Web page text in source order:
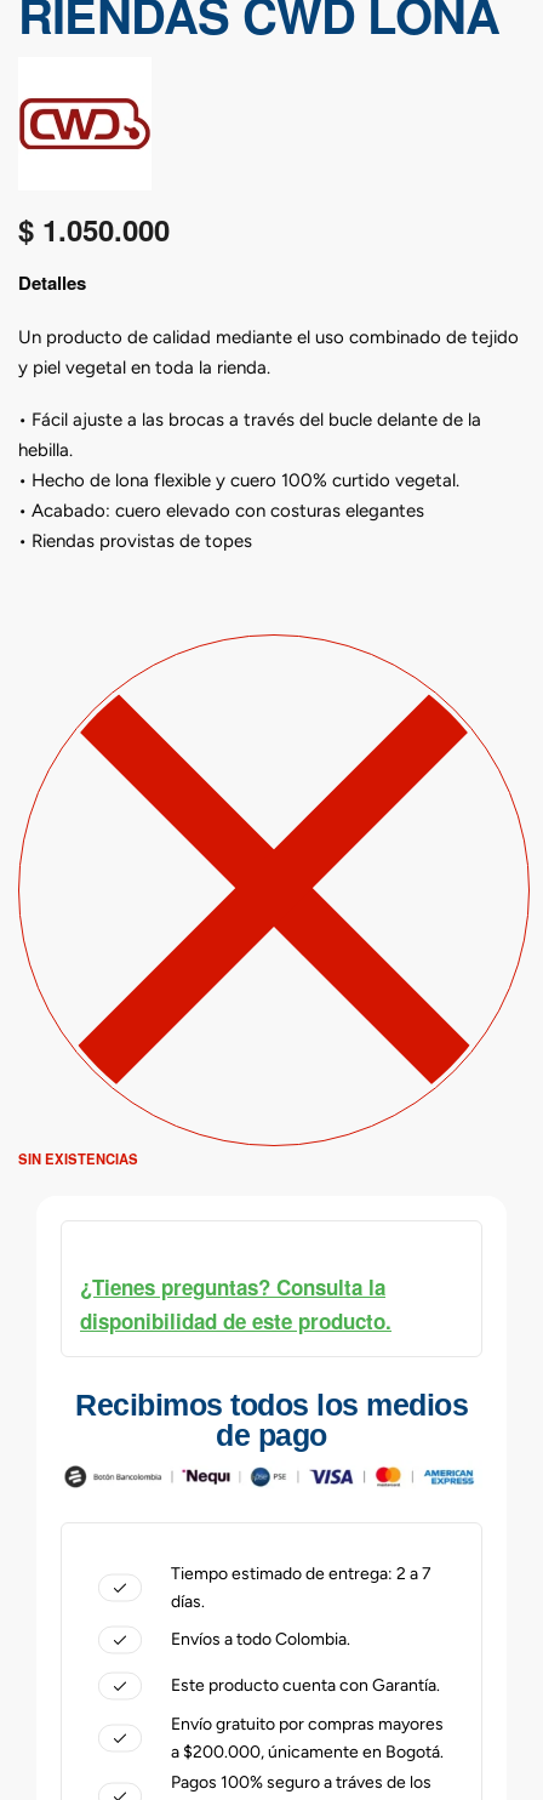
RIENDAS CWD LONA
$ 1.050.000
Detalles
Un producto de calidad mediante el uso combinado de tejido
y piel vegetal en toda la rienda.
• Fácil ajuste a las brocas a través del bucle delante de la
hebilla.
• Hecho de lona flexible y cuero 100% curtido vegetal.
• Acabado: cuero elevado con costuras elegantes
• Riendas provistas de topes
SIN EXISTENCIAS
¿Tienes preguntas? Consulta la
disponibilidad de este producto.
Recibimos todos los medios
de pago
Tiempo estimado de entrega: 2 a 7
días.
Envíos a todo Colombia.
Este producto cuenta con Garantía.
Envío gratuito por compras mayores
a $200.000, únicamente en Bogotá.
Pagos 100% seguro a tráves de los